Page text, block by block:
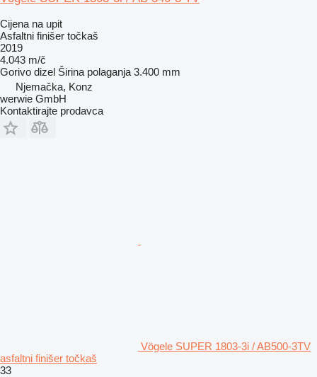
Cijena na upit
Asfaltni finišer točkaš
2019
4.043 m/č
Gorivo dizel Širina polaganja 3.400 mm
Njemačka, Konz
werwie GmbH
Kontaktirajte prodavca
Vögele SUPER 1803-3i / AB500-3TV
asfaltni finišer točkaš
33